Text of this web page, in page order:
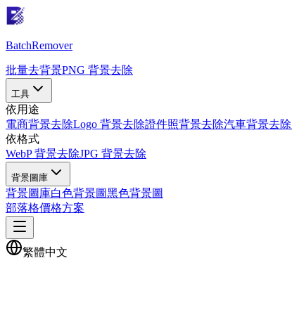
BatchRemover
批量去背景PNG 背景去除
工具
依用途
電商背景去除Logo 背景去除證件照背景去除汽車背景去除
依格式
WebP 背景去除JPG 背景去除
背景圖庫
背景圖庫白色背景圖黑色背景圖
部落格價格方案
繁體中文